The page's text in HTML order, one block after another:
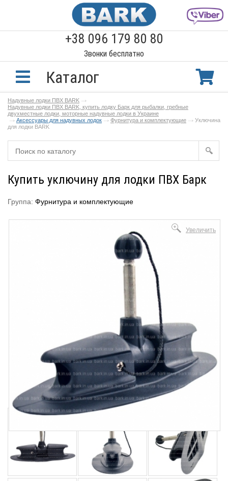
Надувные лодки ПВХ BARK
Надувные лодки ПВХ BARK, купить лодку Барк для рыбалки, гребные
двухместные лодки, моторные надувные лодки в Украине
Аксессуары для надувных лодок
Фурнитура и комплектующие
Уключина
для лодки BARK
Купить уключину для лодки ПВХ Барк
Группа: Фурнитура и комплектующие
Увеличить
+38 096 179 80 80
Звонки бесплатно
Каталог